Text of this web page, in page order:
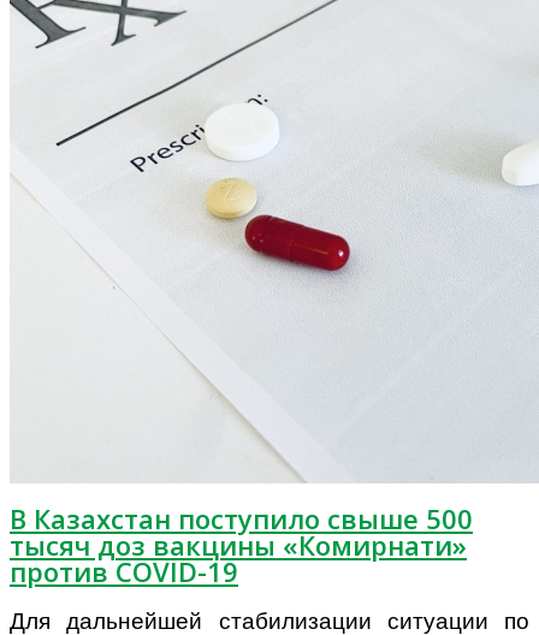
В Казахстан поступило свыше 500
тысяч доз вакцины «Комирнати»
против COVID-19
Для дальнейшей стабилизации ситуации по